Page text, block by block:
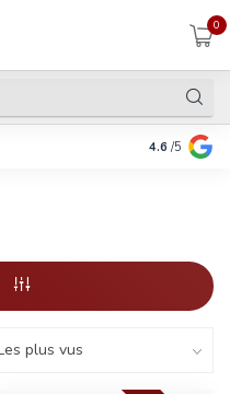
0
Payer en 3
4.6 /5